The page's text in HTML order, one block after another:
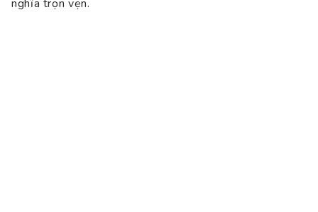
nghĩa trọn vẹn.